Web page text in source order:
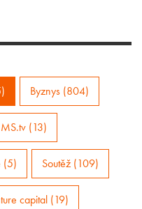
Byznys (804)
MS.tv (13)
(5) Soutěž (109)
capital (19)